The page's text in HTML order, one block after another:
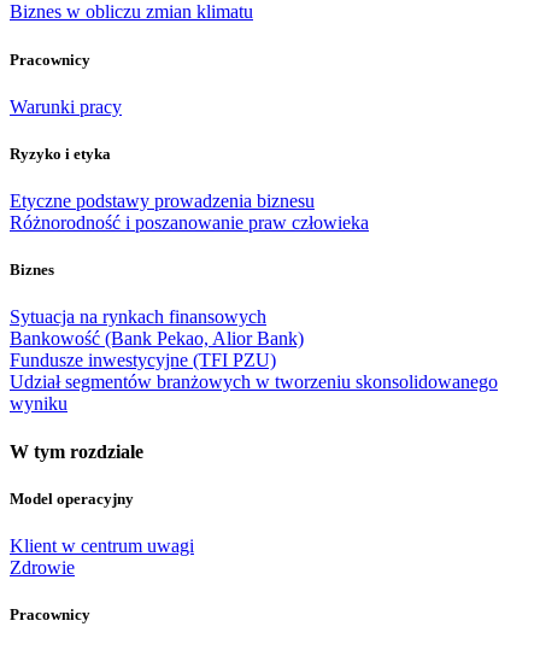
Biznes w obliczu zmian klimatu
Pracownicy
Warunki pracy
Ryzyko i etyka
Etyczne podstawy prowadzenia biznesu
Różnorodność i poszanowanie praw człowieka
Biznes
Sytuacja na rynkach finansowych
Bankowość (Bank Pekao, Alior Bank)
Fundusze inwestycyjne (TFI PZU)
Udział segmentów branżowych w tworzeniu skonsolidowanego
wyniku
W tym rozdziale
Model operacyjny
Klient w centrum uwagi
Zdrowie
Pracownicy